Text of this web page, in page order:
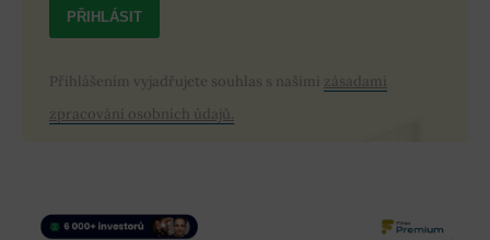
PŘIHLÁSIT
Přihlášením vyjadřujete souhlas s našimi zásadami
zpracování osobních údajů.